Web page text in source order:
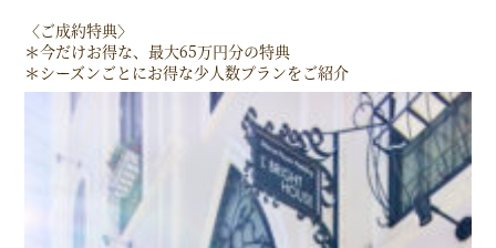
〈ご成約特典〉
＊今だけお得な、最大65万円分の特典
＊シーズンごとにお得な少人数プランをご紹介